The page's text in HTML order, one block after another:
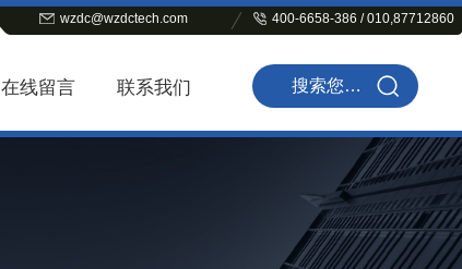
wzdc@wzdctech.com 400-6658-386 / 010,87712860
在线留言 联系我们